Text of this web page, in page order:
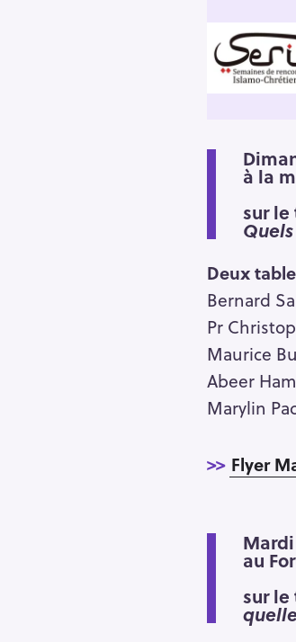
à la
sur
Deux
Bernard
Pr
Maurice
Abeer
Marylin
>> Flyer
au
sur